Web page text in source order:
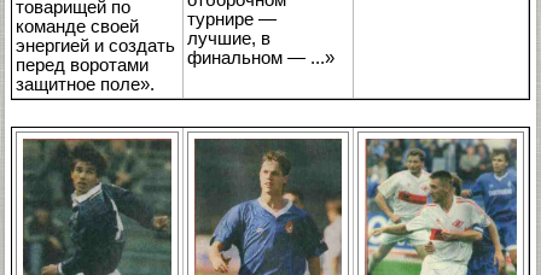
товарищей по
команде своей
энергией и создать
перед воротами
защитное поле».
турнире —
лучшие, в
финальном — ...»